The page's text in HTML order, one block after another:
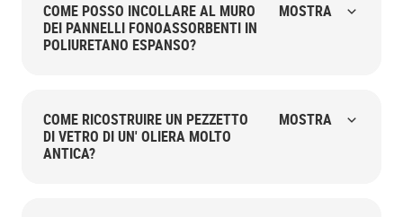
COME POSSO INCOLLARE AL MURO
DEI PANNELLI FONOASSORBENTI IN
POLIURETANO ESPANSO?
MOSTRA
COME RICOSTRUIRE UN PEZZETTO
DI VETRO DI UN' OLIERA MOLTO
ANTICA?
MOSTRA